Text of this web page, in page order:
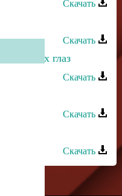
Скачать
Скачать
моих глаз
Скачать
Скачать
Скачать